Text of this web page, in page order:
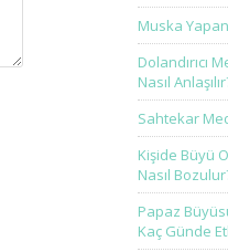
Muska
Dolandırıcı
Nasıl
Sahtekar
Kişide Büyü
Nasıl
Papaz
Kaç Günde